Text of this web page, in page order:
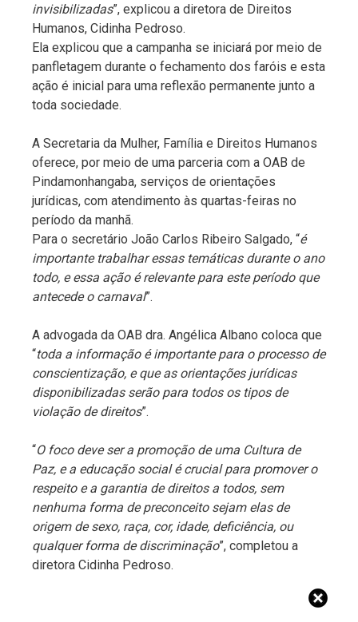
invisibilizadas”, explicou a diretora de Direitos
Humanos, Cidinha Pedroso.
Ela explicou que a campanha se iniciará por meio de
panfletagem durante o fechamento dos faróis e esta
ação é inicial para uma reflexão permanente junto a
toda sociedade.
A Secretaria da Mulher, Família e Direitos Humanos
oferece, por meio de uma parceria com a OAB de
Pindamonhangaba, serviços de orientações
jurídicas, com atendimento às quartas-feiras no
período da manhã.
Para o secretário João Carlos Ribeiro Salgado, “é
importante trabalhar essas temáticas durante o ano
todo, e essa ação é relevante para este período que
antecede o carnaval”.
A advogada da OAB dra. Angélica Albano coloca que
“toda a informação é importante para o processo de
conscientização, e que as orientações jurídicas
disponibilizadas serão para todos os tipos de
violação de direitos”.
“O foco deve ser a promoção de uma Cultura de
Paz, e a educação social é crucial para promover o
respeito e a garantia de direitos a todos, sem
nenhuma forma de preconceito sejam elas de
origem de sexo, raça, cor, idade, deficiência, ou
qualquer forma de discriminação”, completou a
diretora Cidinha Pedroso.